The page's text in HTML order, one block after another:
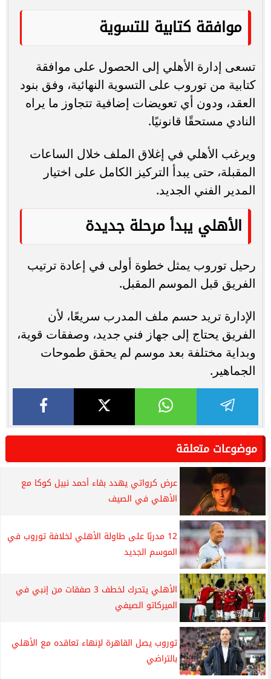
موافقة كتابية للتسوية
تسعى إدارة الأهلي إلى الحصول على موافقة
كتابية من توروب على التسوية النهائية، وفق بنود
العقد، ودون أي تعويضات إضافية تتجاوز ما يراه
النادي مستحقًا قانونيًا.
ويرغب الأهلي في إغلاق الملف خلال الساعات
المقبلة، حتى يبدأ التركيز الكامل على اختيار
المدير الفني الجديد.
الأهلي يبدأ مرحلة جديدة
رحيل توروب يمثل خطوة أولى في إعادة ترتيب
الفريق قبل الموسم المقبل.
الإدارة تريد حسم ملف المدرب سريعًا، لأن
الفريق يحتاج إلى جهاز فني جديد، وصفقات قوية،
وبداية مختلفة بعد موسم لم يحقق طموحات
الجماهير.
موضوعات متعلقة
عرض كرواتي يهدد بقاء أحمد نبيل كوكا مع
الأهلي في الصيف
12 مدربًا على طاولة الأهلي لخلافة توروب في
الموسم الجديد
الأهلي يتحرك لخطف 3 صفقات من إنبي في
الميركاتو الصيفي
توروب يصل القاهرة لإنهاء تعاقده مع الأهلي
بالتراضي